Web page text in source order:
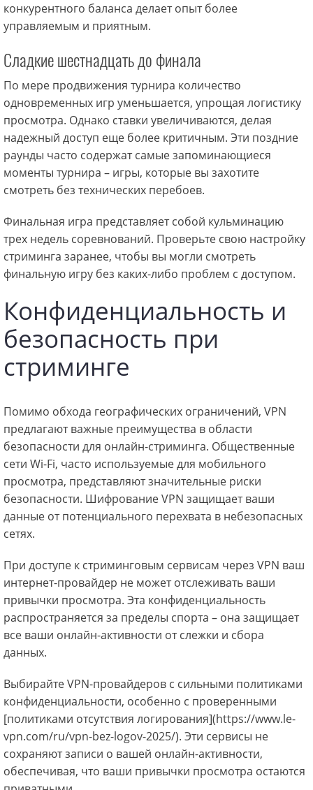
конкурентного баланса делает опыт более
управляемым и приятным.
Сладкие шестнадцать до финала
По мере продвижения турнира количество
одновременных игр уменьшается, упрощая логистику
просмотра. Однако ставки увеличиваются, делая
надежный доступ еще более критичным. Эти поздние
раунды часто содержат самые запоминающиеся
моменты турнира – игры, которые вы захотите
смотреть без технических перебоев.
Финальная игра представляет собой кульминацию
трех недель соревнований. Проверьте свою настройку
стриминга заранее, чтобы вы могли смотреть
финальную игру без каких-либо проблем с доступом.
Конфиденциальность и
безопасность при
стриминге
Помимо обхода географических ограничений, VPN
предлагают важные преимущества в области
безопасности для онлайн-стриминга. Общественные
сети Wi-Fi, часто используемые для мобильного
просмотра, представляют значительные риски
безопасности. Шифрование VPN защищает ваши
данные от потенциального перехвата в небезопасных
сетях.
При доступе к стриминговым сервисам через VPN ваш
интернет-провайдер не может отслеживать ваши
привычки просмотра. Эта конфиденциальность
распространяется за пределы спорта – она защищает
все ваши онлайн-активности от слежки и сбора
данных.
Выбирайте VPN-провайдеров с сильными политиками
конфиденциальности, особенно с проверенными
[политиками отсутствия логирования](https://www.le-
vpn.com/ru/vpn-bez-logov-2025/). Эти сервисы не
сохраняют записи о вашей онлайн-активности,
обеспечивая, что ваши привычки просмотра остаются